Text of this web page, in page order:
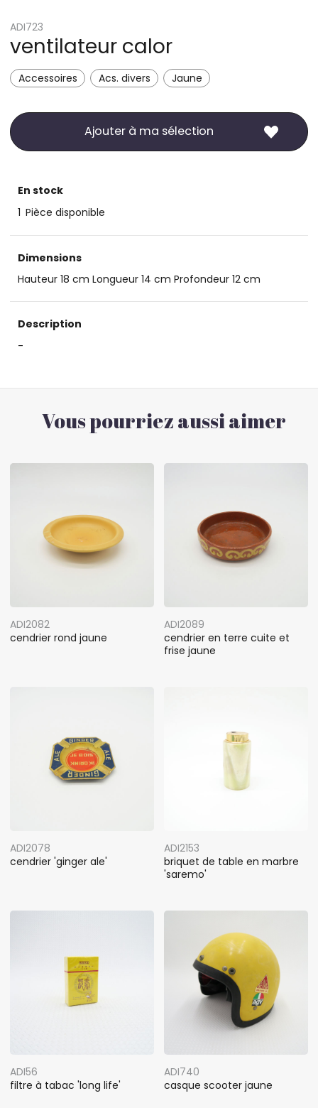
ADI723
ventilateur calor
Accessoires Acs. divers Jaune
Ajouter à ma sélection
En stock
1 Pièce disponible
Dimensions
Hauteur 18 cm Longueur 14 cm Profondeur 12 cm
Description
-
Vous pourriez aussi aimer
ADI2082
cendrier rond jaune
ADI2089
cendrier en terre cuite et
frise jaune
ADI2078
cendrier 'ginger ale'
ADI2153
briquet de table en marbre
'saremo'
ADI56
filtre à tabac 'long life'
ADI740
casque scooter jaune